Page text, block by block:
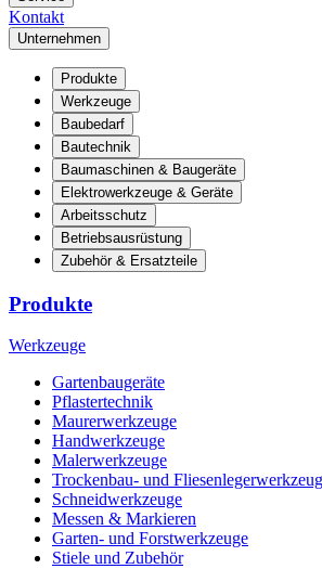
Kontakt
Unternehmen
Produkte
Werkzeuge
Baubedarf
Bautechnik
Baumaschinen & Baugeräte
Elektrowerkzeuge & Geräte
Arbeitsschutz
Betriebsausrüstung
Zubehör & Ersatzteile
Produkte
Werkzeuge
Gartenbaugeräte
Pflastertechnik
Maurerwerkzeuge
Handwerkzeuge
Malerwerkzeuge
Trockenbau- und
Schneidwerkzeuge
Messen & Markieren
Garten- und Forstwerkzeuge
Stiele und Zubehör